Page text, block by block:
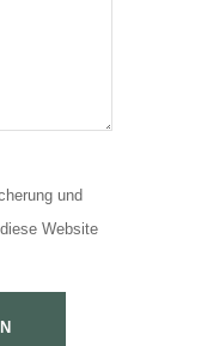
und
Website